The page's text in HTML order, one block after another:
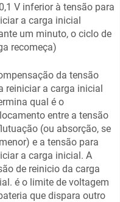
V inferior à tensão para
a carga inicial
um minuto, o ciclo de
recomeça)
da tensão
reiniciar a carga inicial
qual é o
entre a tensão
(ou absorção, se
e a tensão para
a carga inicial. A
de reinicio da carga
é o limite de voltagem
que dispara outro